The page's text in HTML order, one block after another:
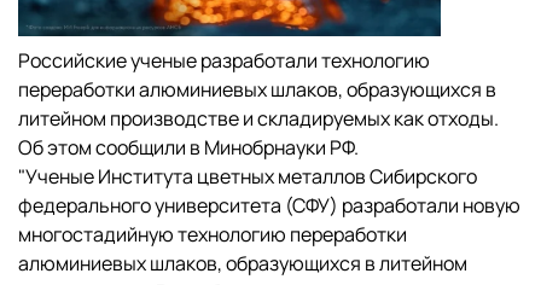
Российские ученые разработали технологию
переработки алюминиевых шлаков, образующихся в
литейном производстве и складируемых как отходы.
Об этом сообщили в Минобрнауки РФ.
"Ученые Института цветных металлов Сибирского
федерального университета (СФУ) разработали новую
многостадийную технологию переработки
алюминиевых шлаков, образующихся в литейном